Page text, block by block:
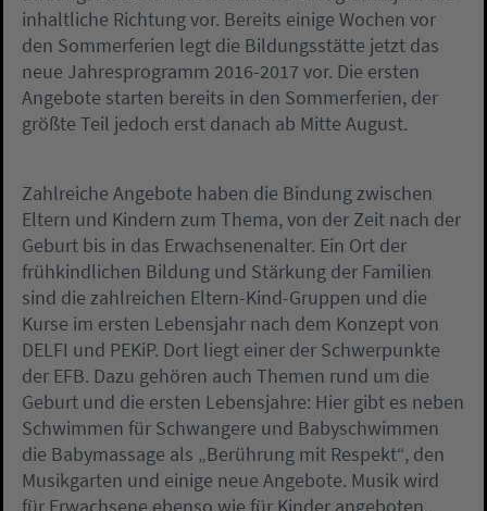
inhaltliche Richtung vor. Bereits einige Wochen vor
den Sommerferien legt die Bildungsstätte jetzt das
neue Jahresprogramm 2016-2017 vor. Die ersten
Angebote starten bereits in den Sommerferien, der
größte Teil jedoch erst danach ab Mitte August.
Zahlreiche Angebote haben die Bindung zwischen
Eltern und Kindern zum Thema, von der Zeit nach der
Geburt bis in das Erwachsenenalter. Ein Ort der
frühkindlichen Bildung und Stärkung der Familien
sind die zahlreichen Eltern-Kind-Gruppen und die
Kurse im ersten Lebensjahr nach dem Konzept von
DELFI und PEKiP. Dort liegt einer der Schwerpunkte
der EFB. Dazu gehören auch Themen rund um die
Geburt und die ersten Lebensjahre: Hier gibt es neben
Schwimmen für Schwangere und Babyschwimmen
die Babymassage als „Berührung mit Respekt“, den
Musikgarten und einige neue Angebote. Musik wird
für Erwachsene ebenso wie für Kinder angeboten.